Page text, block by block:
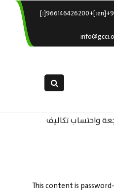
واحتساب تكاليف
This content is